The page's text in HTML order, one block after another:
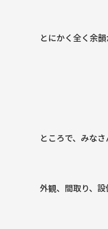
とにかく全く余
ところで、みな
外観、間取り、